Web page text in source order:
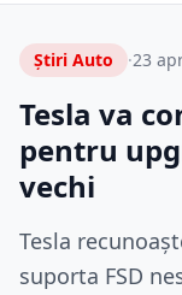
Știri Auto ·23
Tesla va
pentru
vechi
Tesla
suporta FSD